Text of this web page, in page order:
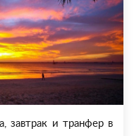
завтрак и транфер в